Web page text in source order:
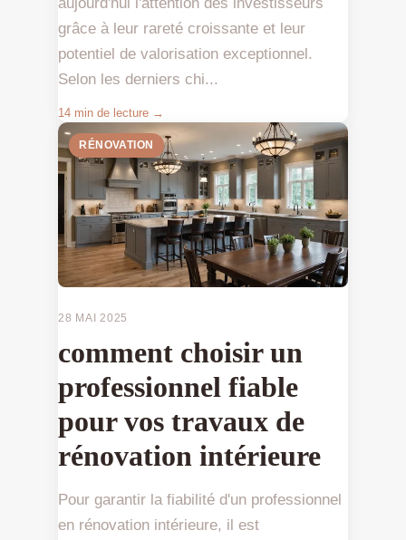
grâce à leur rareté croissante et leur
potentiel de valorisation exceptionnel.
Selon les derniers chi...
14 min de lecture →
RÉNOVATION
28 MAI 2025
comment choisir un
professionnel fiable
pour vos travaux de
rénovation intérieure
Pour garantir la fiabilité d'un professionnel
en rénovation intérieure, il est